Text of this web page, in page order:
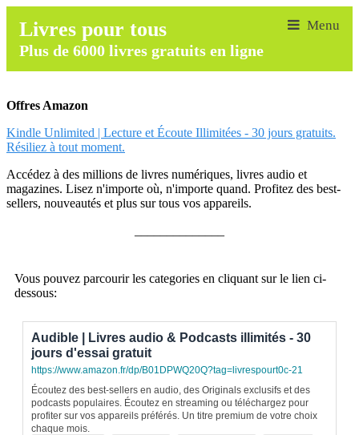
Livres pour tous
Plus de 6000 livres gratuits en ligne
Offres Amazon
Kindle Unlimited | Lecture et Écoute Illimitées - 30 jours gratuits.
Résiliez à tout moment.
Accédez à des millions de livres numériques, livres audio et
magazines. Lisez n'importe où, n'importe quand. Profitez des best-
sellers, nouveautés et plus sur tous vos appareils.
Vous pouvez parcourir les categories en cliquant sur le lien ci-
dessous:
Audible | Livres audio & Podcasts illimités - 30
jours d'essai gratuit
https://www.amazon.fr/dp/B01DPWQ20Q?tag=livrespourt0c-21
Écoutez des best-sellers en audio, des Originals exclusifs et des
podcasts populaires. Écoutez en streaming ou téléchargez pour
profiter sur vos appareils préférés. Un titre premium de votre choix
chaque mois.